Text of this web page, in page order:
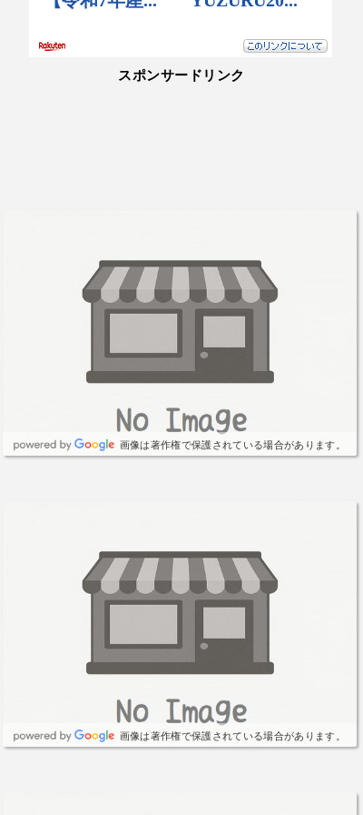
スポンサードリンク
画像は著作権で保護されている場合があります。
画像は著作権で保護されている場合があります。